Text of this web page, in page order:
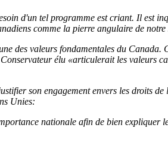
d'un tel programme est criant. Il est
comme la pierre angulaire de notre
des valeurs fondamentales du
élu «articulerait les valeurs
son engagement envers les droits
Unies:
nationale afin de bien expliquer